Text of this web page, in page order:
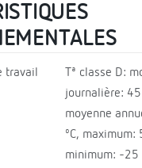
travail
Tª classe D:
journalière: 45
moyenne
ºC, maximum:
minimum: -25